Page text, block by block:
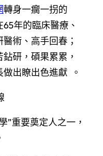
轉身一瘸一拐的
年的臨床醫療、
術、高手回春；
研，碩果累累，
出瞭出色進獻 。
”重要奠定人之一，